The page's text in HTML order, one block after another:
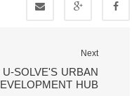
Next
SOLVE'S URBAN
HUB